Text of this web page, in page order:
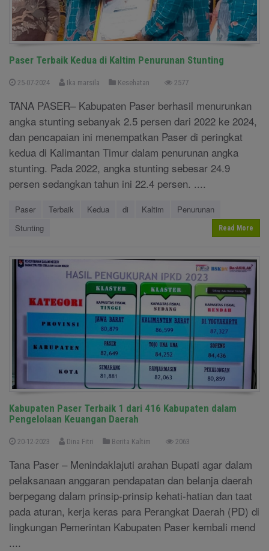
Paser Terbaik Kedua di Kaltim Penurunan Stunting
25-07-2024 Ika marsila Kesehatan 2577
TANA PASER– Kabupaten Paser berhasil menurunkan
angka stunting sebanyak 2.5 persen dari 2022 ke 2024,
dan pencapaian ini menempatkan Paser di peringkat
kedua di Kalimantan Timur dalam penurunan angka
stunting. Pada 2022, angka stunting sebesar 24.9
persen sedangkan tahun ini 22.4 persen. ....
Paser Terbaik Kedua di Kaltim
Penurunan
Stunting
Read More
Kabupaten Paser Terbaik 1 dari 416 Kabupaten dalam
Pengelolaan Keuangan Daerah
20-12-2023 Dina Fitri Berita Kaltim 2063
Tana Paser – Menindaklajuti arahan Bupati agar dalam
pelaksanaan anggaran pendapatan dan belanja daerah
berpegang dalam prinsip-prinsip kehati-hatian dan taat
pada aturan, kerja keras para Perangkat Daerah (PD) di
lingkungan Pemerintan Kabupaten Paser kembali mend
....